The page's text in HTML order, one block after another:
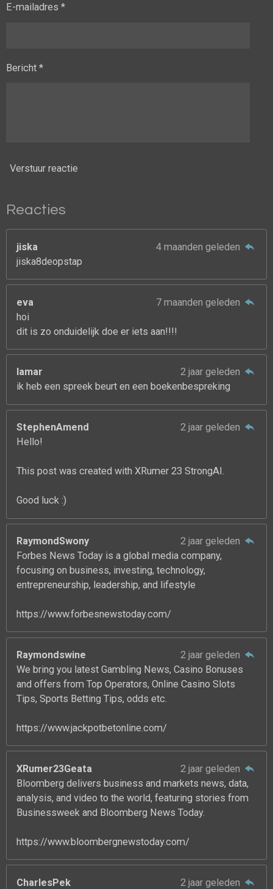
E-mailadres *
Bericht *
Verstuur reactie
Reacties
jiska
4 maanden geleden
jiska8deopstap
eva
7 maanden geleden
hoi
dit is zo onduidelijk doe er iets aan!!!!
lamar
2 jaar geleden
ik heb een spreek beurt en een boekenbespreking
StephenAmend
2 jaar geleden
Hello!
This post was created with XRumer 23 StrongAI.
Good luck :)
RaymondSwony
2 jaar geleden
Forbes News Today is a global media company,
focusing on business, investing, technology,
entrepreneurship, leadership, and lifestyle
https://www.forbesnewstoday.com/
Raymondswine
2 jaar geleden
We bring you latest Gambling News, Casino Bonuses
and offers from Top Operators, Online Casino Slots
Tips, Sports Betting Tips, odds etc.
https://www.jackpotbetonline.com/
XRumer23Geata
2 jaar geleden
Bloomberg delivers business and markets news, data,
analysis, and video to the world, featuring stories from
Businessweek and Bloomberg News Today.
https://www.bloombergnewstoday.com/
CharlesPek
2 jaar geleden